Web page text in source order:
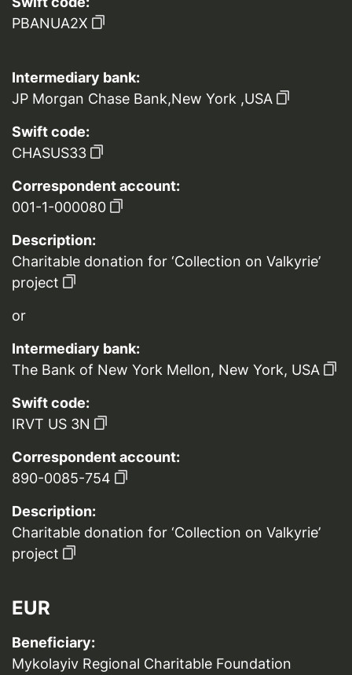
PBANUA2X
Intermediary bank:
JP Morgan Chase Bank,New York ,USA
Swift code:
CHASUS33
Correspondent account:
001-1-000080
Description:
Charitable donation for ‘Collection on Valkyrie’
project
or
Intermediary bank:
The Bank of New York Mellon, New York, USA
Swift code:
IRVT US 3N
Correspondent account:
890-0085-754
Description:
Charitable donation for ‘Collection on Valkyrie’
project
EUR
Beneficiary:
Mykolayiv Regional Charitable Foundation